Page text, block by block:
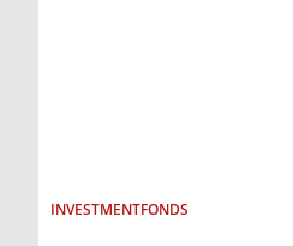
INVESTMENTFONDS